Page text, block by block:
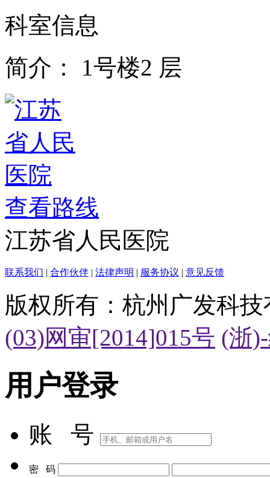
科室信息
简介：
1号楼2 层
查看路线
江苏省人民医院
联系我们 | 合作伙伴 | 法律声明 | 服务协议 | 意见反馈
版权所有：杭州广发科
(03)网审[2014]015号 (浙
用户登录
账 号
密 码